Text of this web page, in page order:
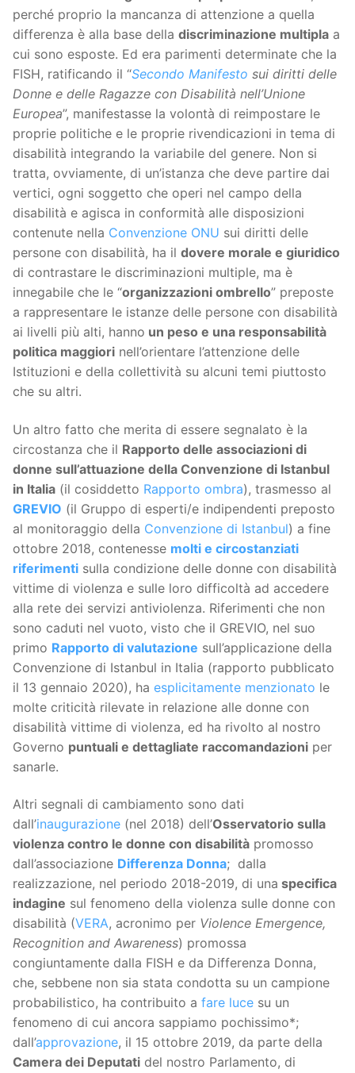
perché proprio la mancanza di attenzione a quella
differenza è alla base della discriminazione multipla a
cui sono esposte. Ed era parimenti determinate che la
FISH, ratificando il “Secondo Manifesto sui diritti delle
Donne e delle Ragazze con Disabilità nell’Unione
Europea”, manifestasse la volontà di reimpostare le
proprie politiche e le proprie rivendicazioni in tema di
disabilità integrando la variabile del genere. Non si
tratta, ovviamente, di un’istanza che deve partire dai
vertici, ogni soggetto che operi nel campo della
disabilità e agisca in conformità alle disposizioni
contenute nella Convenzione ONU sui diritti delle
persone con disabilità, ha il dovere morale e giuridico
di contrastare le discriminazioni multiple, ma è
innegabile che le “organizzazioni ombrello” preposte
a rappresentare le istanze delle persone con disabilità
ai livelli più alti, hanno un peso e una responsabilità
politica maggiori nell’orientare l’attenzione delle
Istituzioni e della collettività su alcuni temi piuttosto
che su altri.
Un altro fatto che merita di essere segnalato è la
circostanza che il Rapporto delle associazioni di
donne sull’attuazione della Convenzione di Istanbul
in Italia (il cosiddetto Rapporto ombra), trasmesso al
GREVIO (il Gruppo di esperti/e indipendenti preposto
al monitoraggio della Convenzione di Istanbul) a fine
ottobre 2018, contenesse molti e circostanziati
riferimenti sulla condizione delle donne con disabilità
vittime di violenza e sulle loro difficoltà ad accedere
alla rete dei servizi antiviolenza. Riferimenti che non
sono caduti nel vuoto, visto che il GREVIO, nel suo
primo Rapporto di valutazione sull’applicazione della
Convenzione di Istanbul in Italia (rapporto pubblicato
il 13 gennaio 2020), ha esplicitamente menzionato le
molte criticità rilevate in relazione alle donne con
disabilità vittime di violenza, ed ha rivolto al nostro
Governo puntuali e dettagliate raccomandazioni per
sanarle.
Altri segnali di cambiamento sono dati
dall’inaugurazione (nel 2018) dell’Osservatorio sulla
violenza contro le donne con disabilità promosso
dall’associazione Differenza Donna; dalla
realizzazione, nel periodo 2018-2019, di una specifica
indagine sul fenomeno della violenza sulle donne con
disabilità (VERA, acronimo per Violence Emergence,
Recognition and Awareness) promossa
congiuntamente dalla FISH e da Differenza Donna,
che, sebbene non sia stata condotta su un campione
probabilistico, ha contribuito a fare luce su un
fenomeno di cui ancora sappiamo pochissimo*;
dall’approvazione, il 15 ottobre 2019, da parte della
Camera dei Deputati del nostro Parlamento, di